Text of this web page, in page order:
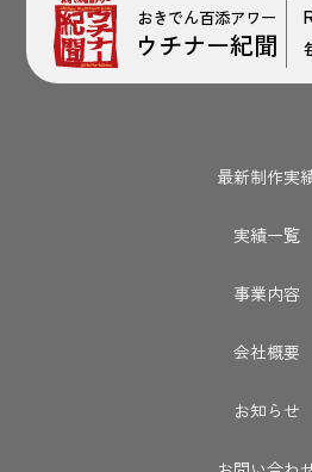
おきでん百添アワー
ウチナー紀聞
最新制作実
実績一覧
事業内容
会社概要
お知らせ